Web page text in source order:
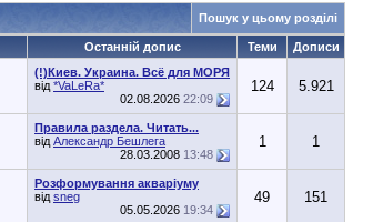
Пошук у цьому розділі
Останній допис Теми Дописи
(!)Киев. Украина. Всё для МОРЯ
від *VaLeRa*
02.08.2026 22:09
124 5.921
Правила раздела. Читать...
від Александр Бешлега
28.03.2008 13:48
1 1
Розформування акваріуму
від sneg
05.05.2026 19:34
49 151